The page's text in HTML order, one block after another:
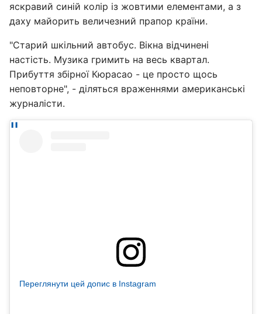
яскравий синій колір із жовтими елементами, а з
даху майорить величезний прапор країни.
"Старий шкільний автобус. Вікна відчинені
настість. Музика гримить на весь квартал.
Прибуття збірної Кюрасао - це просто щось
неповторне", - діляться враженнями американські
журналісти.
Переглянути цей допис в Instagram